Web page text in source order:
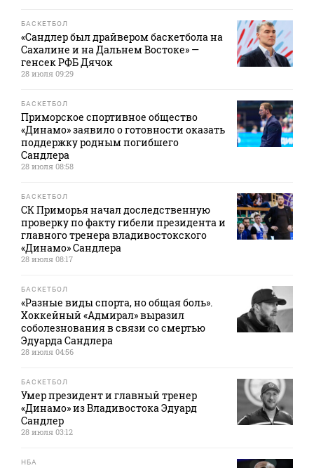
БАСКЕТБОЛ
«Сандлер был драйвером баскетбола на
Сахалине и на Дальнем Востоке» —
генсек РФБ Дячок
28 июля 09:29
БАСКЕТБОЛ
Приморское спортивное общество
«Динамо» заявило о готовности оказать
поддержку родным погибшего
Сандлера
28 июля 08:58
БАСКЕТБОЛ
СК Приморья начал доследственную
проверку по факту гибели президента и
главного тренера владивостокского
«Динамо» Сандлера
28 июля 08:17
БАСКЕТБОЛ
«Разные виды спорта, но общая боль».
Хоккейный «Адмирал» выразил
соболезнования в связи со смертью
Эдуарда Сандлера
28 июля 04:56
БАСКЕТБОЛ
Умер президент и главный тренер
«Динамо» из Владивостока Эдуард
Сандлер
28 июля 03:12
НБА